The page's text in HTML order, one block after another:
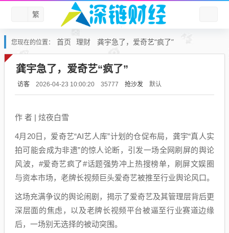
繁
您现在的位置： 首页 理财 龚宇急了，爱奇艺“疯了”
龚宇急了，爱奇艺“疯了”
访客 2026-04-23 10:00:20 35777 抢沙发 默认
作 者 | 炫夜白雪
4月20日，爱奇艺“AI艺人库”计划的仓促布局，龚宇“真人实
拍可能会成为非遗”的惊人论断，引发一场全网刷屏的舆论
风波，#爱奇艺疯了#话题强势冲上热搜榜单，刷屏文娱圈
与资本市场，老牌长视频巨头爱奇艺被推至行业舆论风口。
这场充满争议的舆论闹剧，揭示了爱奇艺及其管理层背后更
深层面的焦虑，以及老牌长视频平台被逼至行业赛道边缘
后，一场别无选择的被动突围。